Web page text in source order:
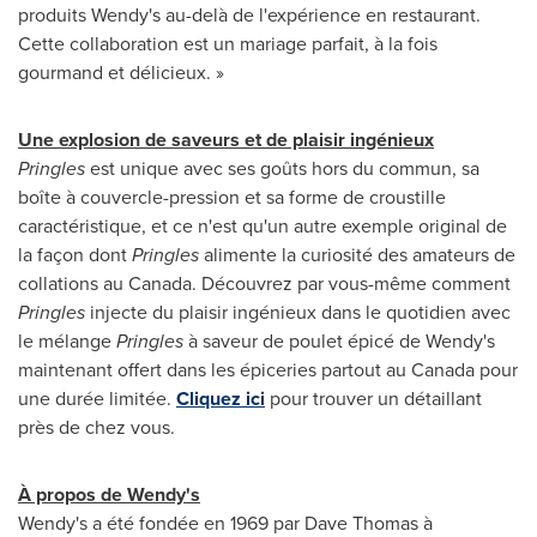
produits Wendy's au-delà de l'expérience en restaurant.
Cette collaboration est un mariage parfait, à la fois
gourmand et délicieux. »
Une explosion de saveurs et de plaisir ingénieux
Pringlesest unique avec ses goûts hors du commun, sa
boîte à couvercle-pression et sa forme de croustille
caractéristique, et ce n'est qu'un autre exemple original de
la façon dontPringlesalimente la curiosité des amateurs de
collations au Canada. Découvrez par vous-même comment
Pringles injecte du plaisir ingénieux dans le quotidien avec
le mélangePringlesà saveur de poulet épicé de Wendy's
maintenant offert dans les épiceries partout au Canada pour
une durée limitée. Cliquez ici pour trouver un détaillant
près de chez vous.
À propos de Wendy's
Wendy's a été fondée en 1969 par Dave Thomasà